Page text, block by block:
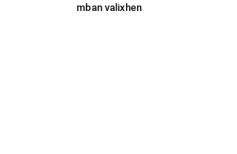
mban valixhen